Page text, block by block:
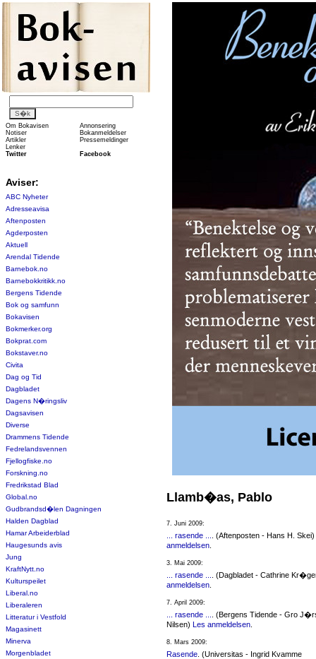
Om Bokavisen
Annonsering
Notiser
Bokanmeldelser
Artikler
Pressemeldinger
Lenker
Twitter
Facebook
Aviser:
ABC Nyheter
Adresseavisa
Aftenposten
Agderposten
Aktuell
Arendal Tidende
Barnebok.no
Barnebokkritikk.no
Bergens Tidende
Bok og samfunn
Bokavisen
Bokmerker.org
Bokprat.com
Bokstaver.no
Civita
Dag og Tid
Dagbladet
Dagens N�ringsliv
Dagsavisen
Diverse
Drammens Tidende
Fedrelandsvennen
Fjellogfiske.no
Forskning.no
Fredrikstad Blad
Global.no
Gudbrandsd�len Dagningen
Halden Dagblad
Hamar Arbeiderblad
Haugesunds avis
Jung
KraftNytt.no
Kulturspeilet
Liberal.no
Liberaleren
Litteratur i Vestfold
Magasinett
Minerva
Morgenbladet
Llamb�as, Pablo
7. Juni 2009:
... rasende ...
. (Aftenposten - Hans H. Skei)
anmeldelsen
3. Mai 2009:
... rasende ...
. (Dagbladet - Cathrine
anmeldelsen
7. April 2009:
... rasende ...
. (Bergens Tidende - Gro
Nilsen) Les anmeldelsen
8. Mars 2009:
Rasende . (Universitas - Ingrid Kvamme